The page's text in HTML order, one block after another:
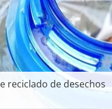
reciclado de desechos